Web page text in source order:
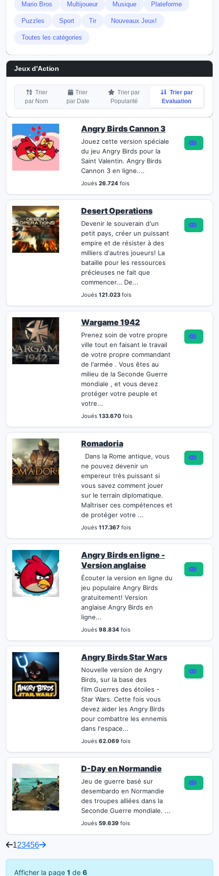
Mario Bros Multijoueur Musique Plateforme
Puzzles Sport Tir Nouveaux Jeux!
Toutes les catégories
Jeux d'Action
Trier
par Nom
Trier
par Date
Trier par
Popularité
Trier par
Evaluation
Angry Birds Cannon 3
Jouez cette version spéciale
du jeu Angry Birds pour la
Saint Valentin. Angry Birds
Cannon 3 en ligne....
Joués 26.724fois
Desert Operations
Devenir le souverain d'un
petit pays, créer un puissant
empire et de résister à des
milliers d'autres joueurs! La
bataille pour les ressources
précieuses ne fait que
commencer... De...
Joués 121.023fois
Wargame 1942
Prenez soin de votre propre
ville tout en faisant le travail
de votre propre commandant
de l'armée . Vous êtes au
milieu de la Seconde Guerre
mondiale , et vous devez
protéger votre peuple et
votre...
Joués 133.670fois
Romadoria
Dans la Rome antique, vous
ne pouvez devenir un
empereur très puissant si
vous savez comment jouer
sur le terrain diplomatique.
Maîtriser ces compétences et
de protéger votre ...
Joués 117.367fois
Angry Birds en ligne -
Version anglaise
Écouter la version en ligne du
jeu populaire Angry Birds
gratuitement! Version
anglaise Angry Birds en
ligne...
Joués 98.834fois
Angry Birds Star Wars
Nouvelle version de Angry
Birds, sur la base des
film Guerres des étoiles -
Star Wars. Cette fois vous
devez aider les Angry Birds
pour combattre les ennemis
dans l'espace...
Joués 62.069 fois
D-Day en Normandie
Jeu de guerre basé sur
desembardo en Normandie
des troupes alliées dans la
Seconde Guerre mondiale. ...
Joués 59.639 fois
123456
Afficher la page 1 de 6